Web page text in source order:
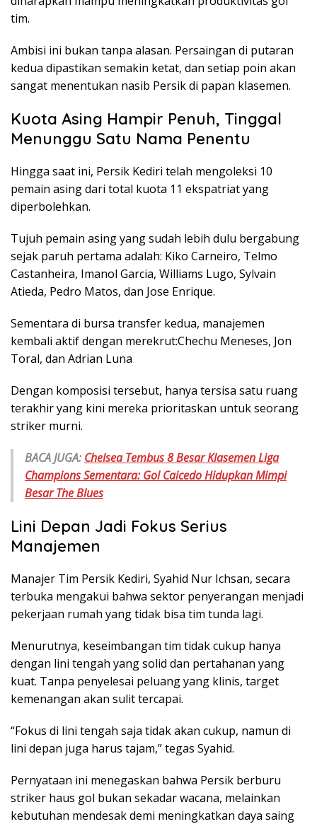
tim.
Ambisi ini bukan tanpa alasan. Persaingan di putaran
kedua dipastikan semakin ketat, dan setiap poin akan
sangat menentukan nasib Persik di papan klasemen.
Kuota Asing Hampir Penuh, Tinggal
Menunggu Satu Nama Penentu
Hingga saat ini, Persik Kediri telah mengoleksi 10
pemain asing dari total kuota 11 ekspatriat yang
diperbolehkan.
Tujuh pemain asing yang sudah lebih dulu bergabung
sejak paruh pertama adalah: Kiko Carneiro, Telmo
Castanheira, Imanol Garcia, Williams Lugo, Sylvain
Atieda, Pedro Matos, dan Jose Enrique.
Sementara di bursa transfer kedua, manajemen
kembali aktif dengan merekrut:Chechu Meneses, Jon
Toral, dan Adrian Luna
Dengan komposisi tersebut, hanya tersisa satu ruang
terakhir yang kini mereka prioritaskan untuk seorang
striker murni.
BACA JUGA: Chelsea Tembus 8 Besar Klasemen Liga
Champions Sementara: Gol Caicedo Hidupkan Mimpi
Besar The Blues
Lini Depan Jadi Fokus Serius
Manajemen
Manajer Tim Persik Kediri, Syahid Nur Ichsan, secara
terbuka mengakui bahwa sektor penyerangan menjadi
pekerjaan rumah yang tidak bisa tim tunda lagi.
Menurutnya, keseimbangan tim tidak cukup hanya
dengan lini tengah yang solid dan pertahanan yang
kuat. Tanpa penyelesai peluang yang klinis, target
kemenangan akan sulit tercapai.
“Fokus di lini tengah saja tidak akan cukup, namun di
lini depan juga harus tajam,” tegas Syahid.
Pernyataan ini menegaskan bahwa Persik berburu
striker haus gol bukan sekadar wacana, melainkan
kebutuhan mendesak demi meningkatkan daya saing